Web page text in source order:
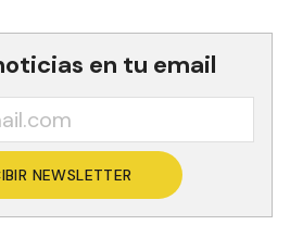
en tu email
NEWSLETTER